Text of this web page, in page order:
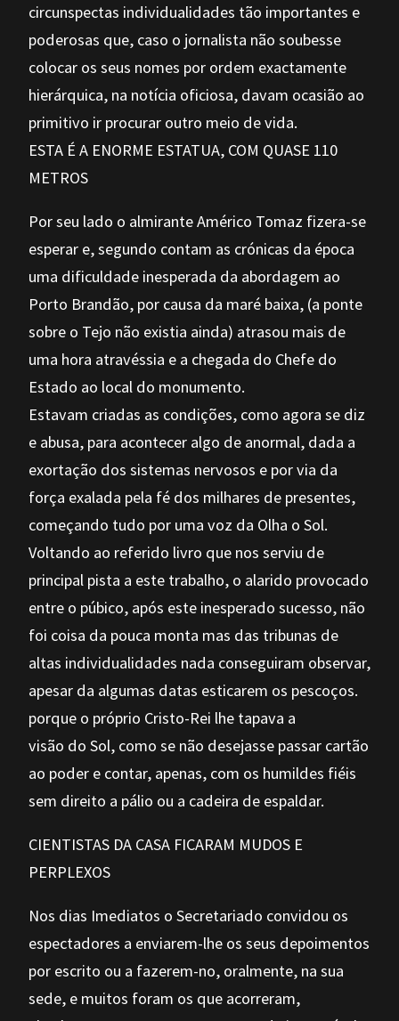
circunspectas individualidades tão importantes e
poderosas que, caso o jornalista não soubesse
colocar os seus nomes por ordem exactamente
hierárquica, na notícia oficiosa, davam ocasião ao
primitivo ir procurar outro meio de vida.
ESTA É A ENORME ESTATUA, COM QUASE 110
METROS
Por seu lado o almirante Américo Tomaz fizera-se
esperar e, segundo contam as crónicas da época
uma dificuldade inesperada da abordagem ao
Porto Brandão, por causa da maré baixa, (a ponte
sobre o Tejo não existia ainda) atrasou mais de
uma hora atravéssia e a chegada do Chefe do
Estado ao local do monumento.
Estavam criadas as condições, como agora se diz
e abusa, para acontecer algo de anormal, dada a
exortação dos sistemas nervosos e por via da
força exalada pela fé dos milhares de presentes,
começando tudo por uma voz da Olha o Sol.
Voltando ao referido livro que nos serviu de
principal pista a este trabalho, o alarido provocado
entre o púbico, após este inesperado sucesso, não
foi coisa da pouca monta mas das tribunas de
altas individualidades nada conseguiram observar,
apesar da algumas datas esticarem os pescoços.
porque o próprio Cristo-Rei lhe tapava a
visão do Sol, como se não desejasse passar cartão
ao poder e contar, apenas, com os humildes fiéis
sem direito a pálio ou a cadeira de espaldar.
CIENTISTAS DA CASA FICARAM MUDOS E
PERPLEXOS
Nos dias Imediatos o Secretariado convidou os
espectadores a enviarem-lhe os seus depoimentos
por escrito ou a fazerem-no, oralmente, na sua
sede, e muitos foram os que acorreram,